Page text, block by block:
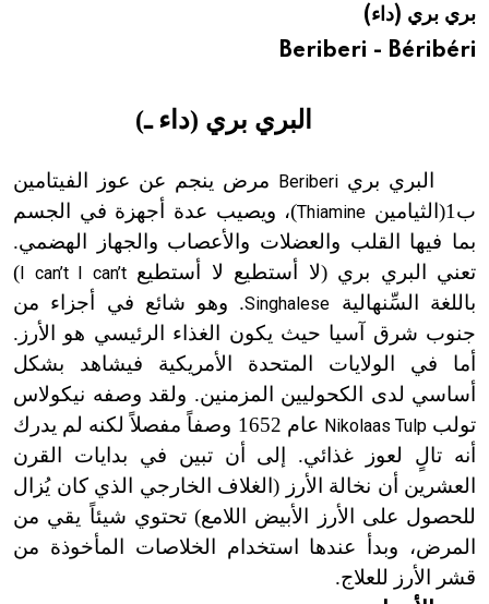
هيئة الموسوعة العربية تطلق موسوعات جديدة في عام 2026بري بري (داء)
Beriberi - Béribéri
البري بري (داء ـ)
البري بري Beriberi
مرض ينجم عن عوز الفيتامين
ب1 (الثيامين Thiamine
)، ويصيب عدة أجهزة في الجسم
بما فيها القلب والعضلات والأعصاب والجهاز الهضمي.
تعني البري بري (لا أستطيع لا أستطيعI can’t I can’t
)
باللغة السِّنهالية Singhalese. وهو شائع في أجزاء من
جنوب شرق آسيا حيث يكون الغذاء الرئيسي هو الأرز.
أما في الولايات المتحدة الأمريكية فيشاهد بشكل
أساسي لدى الكحوليين المزمنين. ولقد وصفه نيكولاس
تولبNikolaas Tulp
عام 1652 وصفاً مفصلاً لكنه لم يدرك
أنه تالٍ لعوز غذائي. إلى أن تبين في بدايات القرن
العشرين أن نخالة الأرز (الغلاف الخارجي الذي كان يُزال
للحصول على الأرز الأبيض اللامع) تحتوي شيئاً يقي من
المرض، وبدأ عندها استخدام الخلاصات المأخوذة من
قشر الأرز للعلاج.